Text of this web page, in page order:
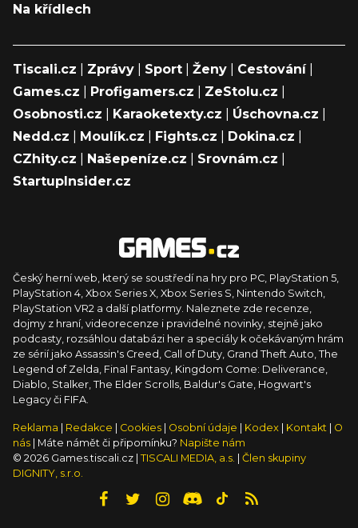
Na křídlech
Tiscali.cz Zprávy Sport Ženy Cestování|
Games.cz
Profigamers.cz ZeStolu.cz
Osobnosti.cz
Karaoketexty.cz Úschovna.cz
Nedd.cz
Moulík.cz Fights.cz Dokina.cz
CZhity.cz
Našepeníze.cz Srovnám.cz
StartupInsider.cz
Český herní web, který se soustředí na hry pro PC, PlayStation 5,
PlayStation 4, Xbox Series X, Xbox Series S, Nintendo Switch,
PlayStation VR2 a další platformy. Naleznete zde recenze,
dojmy z hraní, videorecenze i pravidelné novinky, stejně jako
podcasty, rozsáhlou databázi her a speciály k očekávaným hrám
ze sérií jako Assassin's Creed, Call of Duty, Grand Theft Auto, The
Legend of Zelda, Final Fantasy, Kingdom Come: Deliverance,
Diablo, Stalker, The Elder Scrolls, Baldur's Gate, Hogwart's
Legacy či FIFA.
Reklama Redakce Cookies Osobní údaje Kodex Kontakt
O
nás
| Máte námět či připomínku? Napište nám
© 2026 Games.tiscali.cz | TISCALI MEDIA, a.s.
Člen skupiny
DIGNITY, s.r.o.